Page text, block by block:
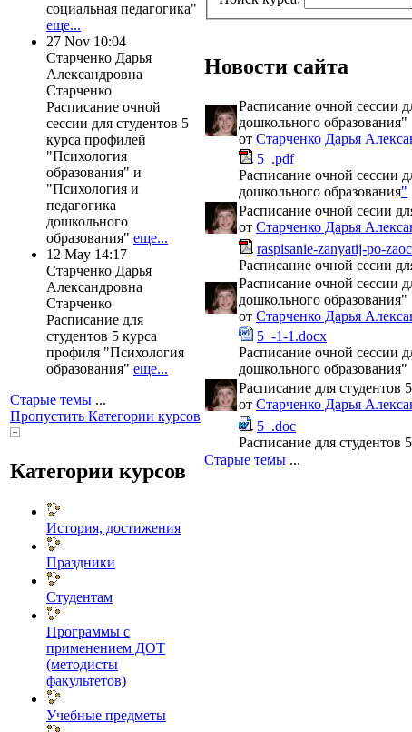
социальная педагогика"
еще...
27 Nov 10:04
Старченко Дарья
Александровна
Старченко
Расписание очной
сессии для студентов 5
курса профилей
"Психология
образования" и
"Психология и
педагогика
дошкольного
образования" еще...
12 May 14:17
Старченко Дарья
Александровна
Старченко
Расписание для
студентов 5 курса
профиля "Психология
образования" еще...
Старые темы ...
Пропустить Категории курсов
Категории курсов
История, достижения
Праздники
Студентам
Программы с
применением ДОТ
(методисты
факультетов)
Учебные предметы
Новости сайта
Расписание очной сессии
дошкольного образования"
от Старченко Дарья
5_.pdf
Расписание очной сессии
дошкольного образования"
Расписание очной сесии
от Старченко Дарья
raspisanie-zanyatij-po-
Расписание очной сесии
Расписание очной сессии
дошкольного образования"
от Старченко Дарья
5_-1-1.docx
Расписание очной сессии
дошкольного образования"
Расписание для студентов
от Старченко Дарья
5_.doc
Расписание для студентов
Старые темы ...